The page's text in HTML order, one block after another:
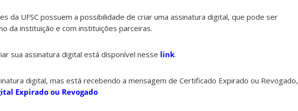
da UFSC possuem a possibilidade de criar uma assinatura digital, que pode ser
da instituição e com instituições parceiras.
sua assinatura digital está disponível nesse link.
digital, mas está recebendo a mensagem de Certificado Expirado ou Revogado,
Expirado ou Revogado